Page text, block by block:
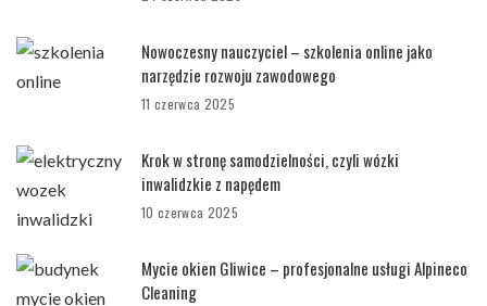
Nowoczesny nauczyciel – szkolenia online jako
narzędzie rozwoju zawodowego
11 czerwca 2025
Krok w stronę samodzielności, czyli wózki
inwalidzkie z napędem
10 czerwca 2025
Mycie okien Gliwice – profesjonalne usługi Alpineco
Cleaning